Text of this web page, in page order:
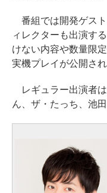
番組では開発ゲス
ィレクターも出演す
けない内容や数量限
実機プレイが公開され
レギュラー出演者
ん、ザ・たっち、池